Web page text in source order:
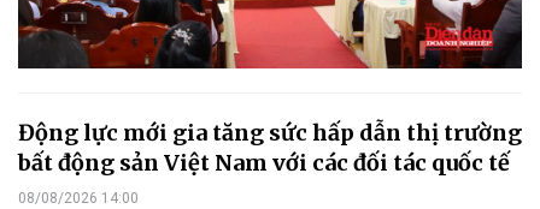
Động lực mới gia tăng sức hấp dẫn thị trường
bất động sản Việt Nam với các đối tác quốc tế
08/08/2026 14:00